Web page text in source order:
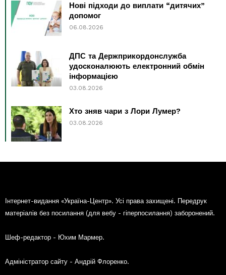
Нові підходи до виплати “дитячих”
допомог
06.08.2026
ДПС та Держприкордонслужба
удосконалюють електронний обмін
інформацією
03.08.2026
Хто зняв чари з Лори Лумер?
03.08.2026
Інтернет-видання «Україна-Центр». Усі права захищені. Передрук
матеріалів без посилання (для вебу - гіперпосилання) заборонений.
Шеф-редактор - Юхим Мармер.
Адміністратор сайту - Андрій Флоренко.